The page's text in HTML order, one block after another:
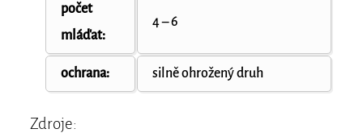
počet
mláďat:
4 – 6
ochrana: silně ohrožený druh
Zdroje: